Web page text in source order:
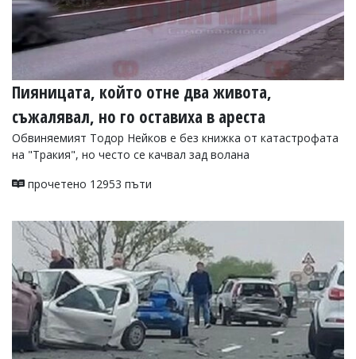
Пияницата, който отне два живота,
съжалявал, но го оставиха в ареста
Обвиняемият Тодор Нейков е без книжка от катастрофата
на "Тракия", но често се качвал зад волана
прочетено 12953 пъти